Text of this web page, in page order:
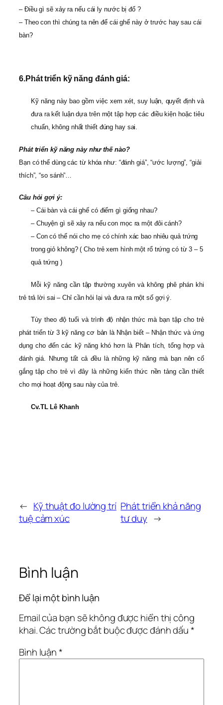
– Điều gì sẽ xảy ra nếu cái ly nước bị đổ ?
– Theo con thì chúng ta nên để cái ghế này ở trước hay sau cái
bàn?
6.Phát triển kỹ năng đánh giá:
Kỹ năng này bao gồm việc xem xét, suy luận, quyết định và
đưa ra kết luận dựa trên một tập hợp các điều kiện hoặc tiêu
chuẩn, không nhất thiết đúng hay sai.
Phát triển kỹ năng này như thế nào?
Bạn có thể dùng các từ khóa như: “đánh giá”, “ước lượng”, “giải
thích”, “so sánh”…
Câu hỏi gợi ý:
– Cái bàn và cái ghế có điểm gì giống nhau?
– Chuyện gì sẽ xảy ra nếu con mọc ra một đôi cánh?
– Con có thể nói cho mẹ có chính xác bao nhiêu quả trứng
trong giỏ không? ( Cho trẻ xem hình một rổ trứng có từ 3 – 5
quả trứng )
Mỗi kỹ năng cần tập thường xuyên và không phê phán khi
trẻ trả lời sai – Chỉ cần hỏi lại và đưa ra một số gợi ý.
Tùy theo độ tuổi và trình độ nhận thức mà bạn tập cho trẻ
phát triển từ 3 kỹ năng cơ bản là Nhận biết – Nhận thức và ứng
dụng cho đến các kỹ năng khó hơn là Phân tích, tổng hợp và
đánh giá. Nhưng tất cả đều là những kỹ năng mà bạn nên cố
gắng tập cho trẻ vì đây là những kiến thức nền tảng cần thiết
cho mọi hoạt động sau này của trẻ.
Cv.TL Lê Khanh
← Kỹ thuật đo lường trí
tuệ cảm xúc
Phát triển khả năng
tư duy →
Bình luận
Để lại một bình luận
Email của bạn sẽ không được hiển thị công
khai.Các trường bắt buộc được đánh dấu*
Bình luận*